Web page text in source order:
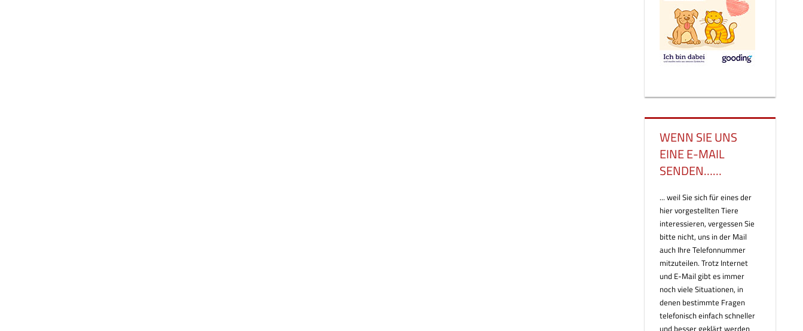
WENN SIE UNS
EINE E-MAIL
SENDEN……
... weil Sie sich für eines der
hier vorgestellten Tiere
interessieren, vergessen Sie
bitte nicht, uns in der Mail
auch Ihre Telefonnummer
mitzuteilen. Trotz Internet
und E-Mail gibt es immer
noch viele Situationen, in
denen bestimmte Fragen
telefonisch einfach schneller
und besser geklärt werden